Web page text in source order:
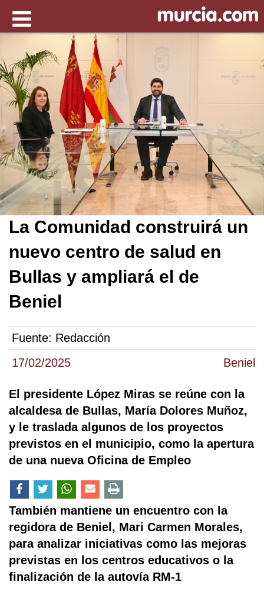
17/02/2025 Beniel
La Comunidad construirá un
nuevo centro de salud en
Bullas y ampliará el de
Beniel
Fuente: Redacción
El presidente López Miras se reúne con la
alcaldesa de Bullas, María Dolores Muñoz,
y le traslada algunos de los proyectos
previstos en el municipio, como la apertura
de una nueva Oficina de Empleo
También mantiene un encuentro con la
regidora de Beniel, Mari Carmen Morales,
para analizar iniciativas como las mejoras
previstas en los centros educativos o la
finalización de la autovía RM-1